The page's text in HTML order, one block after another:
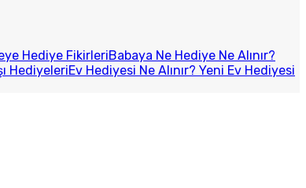
Hediye FikirleriBabaya Ne Hediye Ne Alınır?
HediyeleriEv Hediyesi Ne Alınır? Yeni Ev Hediyesi